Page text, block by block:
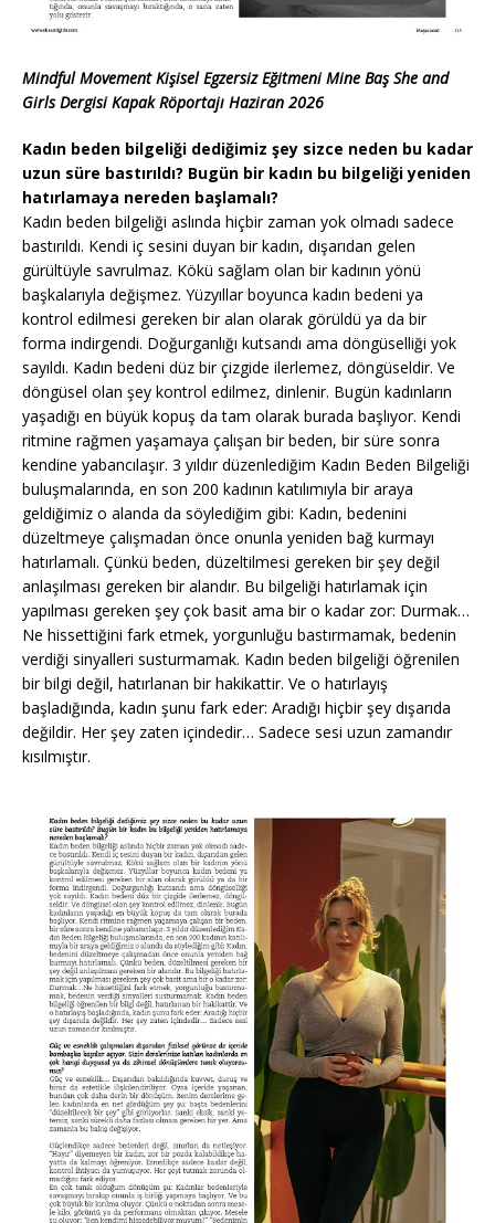
Mindful Movement Kişisel Egzersiz Eğitmeni Mine Baş She and
Girls Dergisi Kapak Röportajı Haziran 2026
Kadın beden bilgeliği dediğimiz şey sizce neden bu kadar
uzun süre bastırıldı? Bugün bir kadın bu bilgeliği yeniden
hatırlamaya nereden başlamalı?
Kadın beden bilgeliği aslında hiçbir zaman yok olmadı sadece
bastırıldı. Kendi iç sesini duyan bir kadın, dışarıdan gelen
gürültüyle savrulmaz. Kökü sağlam olan bir kadının yönü
başkalarıyla değişmez. Yüzyıllar boyunca kadın bedeni ya
kontrol edilmesi gereken bir alan olarak görüldü ya da bir
forma indirgendi. Doğurganlığı kutsandı ama döngüselliği yok
sayıldı. Kadın bedeni düz bir çizgide ilerlemez, döngüseldir. Ve
döngüsel olan şey kontrol edilmez, dinlenir. Bugün kadınların
yaşadığı en büyük kopuş da tam olarak burada başlıyor. Kendi
ritmine rağmen yaşamaya çalışan bir beden, bir süre sonra
kendine yabancılaşır. 3 yıldır düzenlediğim Kadın Beden Bilgeliği
buluşmalarında, en son 200 kadının katılımıyla bir araya
geldiğimiz o alanda da söylediğim gibi: Kadın, bedenini
düzeltmeye çalışmadan önce onunla yeniden bağ kurmayı
hatırlamalı. Çünkü beden, düzeltilmesi gereken bir şey değil
anlaşılması gereken bir alandır. Bu bilgeliği hatırlamak için
yapılması gereken şey çok basit ama bir o kadar zor: Durmak…
Ne hissettiğini fark etmek, yorgunluğu bastırmamak, bedenin
verdiği sinyalleri susturmamak. Kadın beden bilgeliği öğrenilen
bir bilgi değil, hatırlanan bir hakikattir. Ve o hatırlayış
başladığında, kadın şunu fark eder: Aradığı hiçbir şey dışarıda
değildir. Her şey zaten içindedir… Sadece sesi uzun zamandır
kısılmıştır.